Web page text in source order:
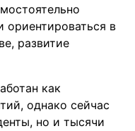
ориентироваться в
развитие
как
однако сейчас
но и тысячи